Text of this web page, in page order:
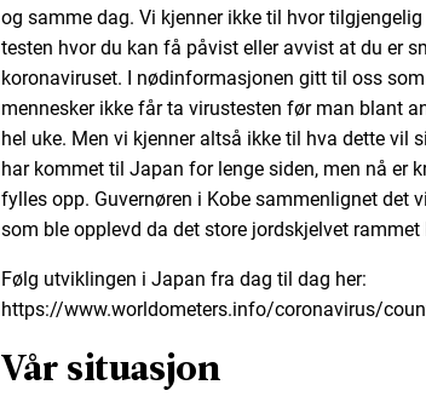
og samme dag. Vi kjenner ikke til hvor
testen hvor du kan få påvist eller avvist at du er
koronaviruset. I nødinformasjonen gitt til oss
mennesker ikke får ta virustesten før man blant
hel uke. Men vi kjenner altså ikke til hva dette vil
har kommet til Japan for lenge siden, men nå er
fylles opp. Guvernøren i Kobe sammenlignet det
som ble opplevd da det store jordskjelvet rammet
Følg utviklingen i Japan fra dag til dag her:
https://www.worldometers.info/coronavirus/
Vår situasjon